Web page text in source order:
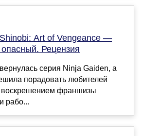
Art of Vengeance —
Рецензия
серия Ninja Gaiden, а
порадовать любителей
воскрешением франшизы
рабо...